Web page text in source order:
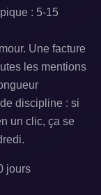
: 5-15
Une facture
les mentions
discipline : si
un clic, ça se
jours